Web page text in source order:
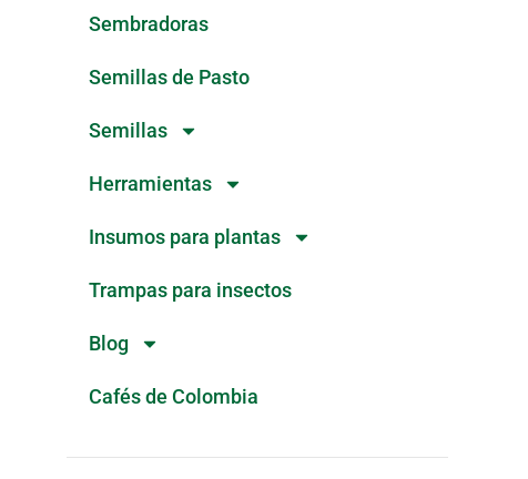
Sembradoras
Semillas de Pasto
Semillas
Herramientas
Insumos para plantas
Trampas para insectos
Blog
Cafés de Colombia